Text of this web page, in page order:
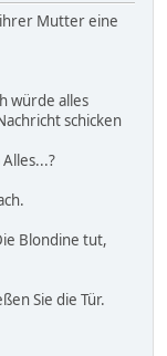
ihrer Mutter eine
würde alles
schicken
Blondine tut,
Sie die Tür.